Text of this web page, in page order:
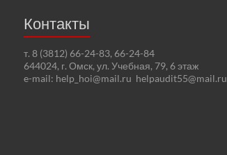
Контакты
т. 8 (3812) 66-24-83, 66-24-84
644024, г. Омск, ул. Учебная, 79, 6 этаж
e-mail: help_hoi@mail.ru helpaudit55@mail.ru